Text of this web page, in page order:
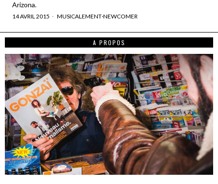
Arizona.
14 AVRIL 2015 MUSICALEMENT·NEWCOMER
A PROPOS